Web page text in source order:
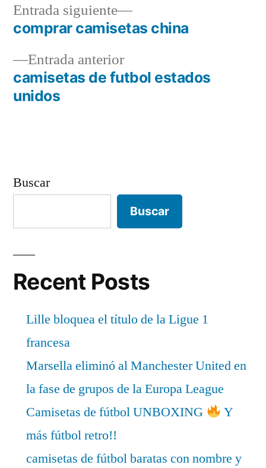
Navegación
de
entradas
Entrada anteriorEntrada
anterior:
camisetas de futbol estados
unidos
Entrada siguiente
Entrada
siguiente:
comprar camisetas china
Buscar
Buscar
Recent Posts
Lille bloquea el título de la Ligue 1
francesa
Marsella eliminó al Manchester United en
la fase de grupos de la Europa League
Camisetas de fútbol UNBOXING
Y
más fútbol retro!!
camisetas de fútbol baratas con nombre y